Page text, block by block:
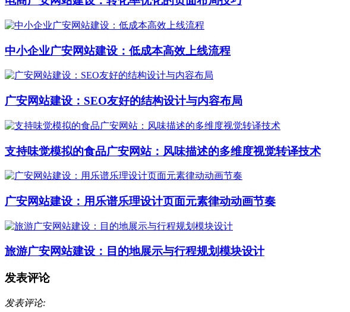
中小企业广安网站建设：低成本高效上线流程
广安网站建设：SEO友好的结构设计与内容布局
支持味觉模拟的食品广安网站：风味描述的多维度视觉转译技术
广安网站建设：用乐谱乐理设计页面元素律动动画节奏
旅游广安网站建设：目的地展示与行程规划模块设计
发表评论
发表评论: